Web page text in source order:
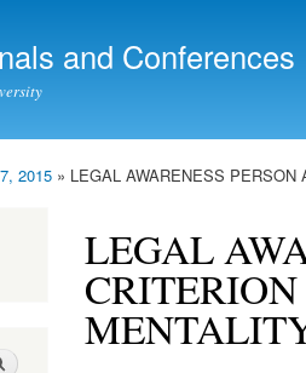
and Conferences
2015 » LEGAL AWARENESS
LEGAL